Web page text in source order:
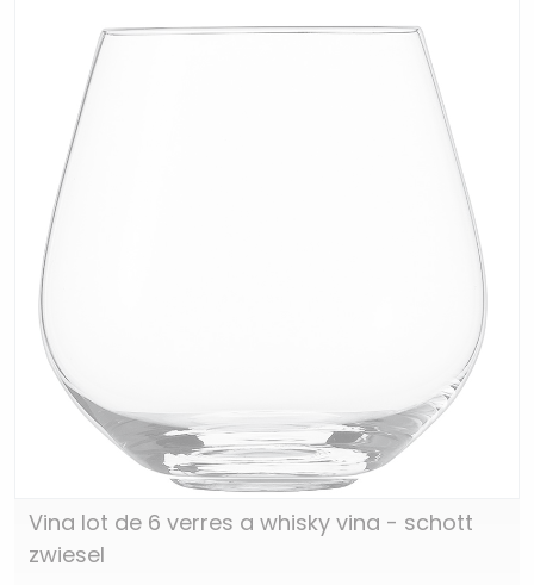
Vina lot de 6 verres a whisky vina - schott
zwiesel